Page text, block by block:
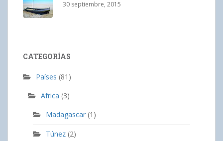
30 septiembre, 2015
CATEGORÍAS
Países (81)
Africa (3)
Madagascar (1)
Túnez (2)